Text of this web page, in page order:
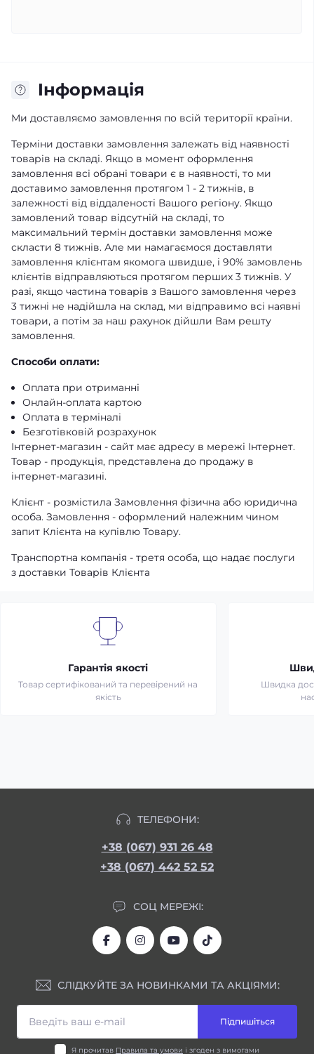
Iнформація
Ми доставляємо замовлення по всій території країни.
Терміни доставки замовлення залежать від наявності
товарів на складі. Якщо в момент оформлення
замовлення всі обрані товари є в наявності, то ми
доставимо замовлення протягом 1 - 2 тижнів, в
залежності від віддаленості Вашого регіону. Якщо
замовлений товар відсутній на складі, то
максимальний термін доставки замовлення може
скласти 8 тижнів. Але ми намагаємося доставляти
замовлення клієнтам якомога швидше, і 90% замовлень
клієнтів відправляються протягом перших 3 тижнів. У
разі, якщо частина товарів з Вашого замовлення через
3 тижні не надійшла на склад, ми відправимо всі наявні
товари, а потім за наш рахунок дійшли Вам решту
замовлення.
Способи оплати:
Оплата при отриманні
Онлайн-оплата картою
Оплата в терміналі
Безготівковій розрахунок
Інтернет-магазин - сайт має адресу в мережі Інтернет.
Товар - продукція, представлена ​​до продажу в
інтернет-магазині.
Клієнт - розмістила Замовлення фізична або юридична
особа. Замовлення - оформлений належним чином
запит Клієнта на купівлю Товару.
Транспортна компанія - третя особа, що надає послуги
з доставки Товарів Клієнта
Гарантія якості
Товар сертифікований та перевірений на
якість
Швидка
ТЕЛЕФОНИ:
+38 (067) 931 26 48
+38 (067) 442 52 52
СОЦ МЕРЕЖІ:
СЛІДКУЙТЕ ЗА НОВИНКАМИ ТА АКЦІЯМИ:
Підпишіться
Я прочитав Правила та умови і згоден з вимогами